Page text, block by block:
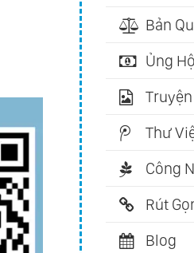
Bản
Ủng Hộ
Thư
Công
Rút
Blog